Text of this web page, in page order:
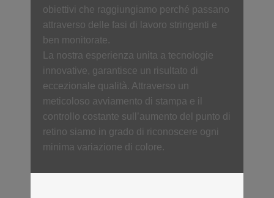
obiettivi che raggiungiamo perché passano
attraverso delle fasi di lavoro stringenti e
ben monitorate.
La nostra esperienza unita a tecnologie
innovative, garantisce un risultato di
eccezionale qualità. Attraverso un
meticoloso avviamento di stampa e il
controllo costante sull’aumento del punto di
retino siamo in grado di riconoscere ogni
minima variazione di colore.